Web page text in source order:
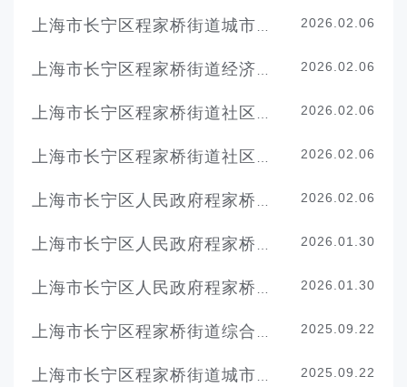
2026.02.06
2026.02.06
2026.02.06
2026.02.06
2026.02.06
2026.01.30
2026.01.30
2025.09.22
2025.09.22